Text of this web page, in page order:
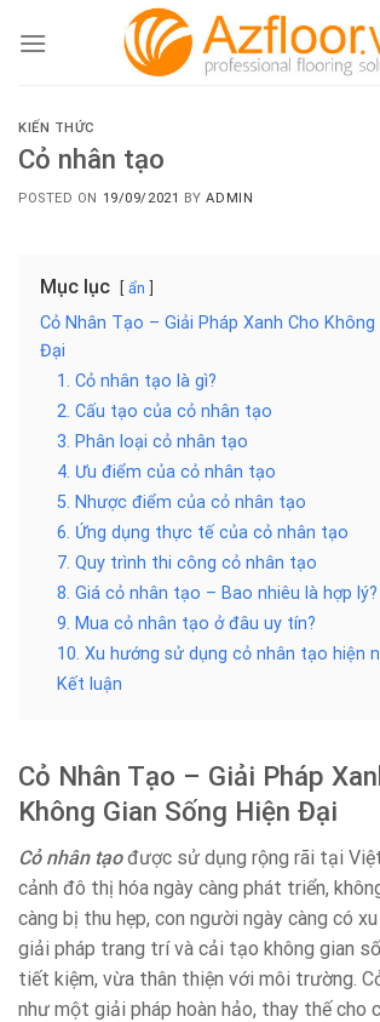
KIẾN THỨC
Cỏ nhân tạo
POSTED ON 19/09/2021 BYADMIN
Mục lục ẩn
Cỏ Nhân Tạo – Giải Pháp Xanh Cho Không
Đại
1. Cỏ nhân tạo là gì?
2. Cấu tạo của cỏ nhân tạo
3. Phân loại cỏ nhân tạo
4. Ưu điểm của cỏ nhân tạo
5. Nhược điểm của cỏ nhân tạo
6. Ứng dụng thực tế của cỏ nhân tạo
7. Quy trình thi công cỏ nhân tạo
8. Giá cỏ nhân tạo – Bao nhiêu là hợp lý?
9. Mua cỏ nhân tạo ở đâu uy tín?
10. Xu hướng sử dụng cỏ nhân tạo hiện
Kết luận
Cỏ Nhân Tạo – Giải Pháp
Không Gian Sống Hiện Đại
Cỏ nhân tạođược sử dụng rộng rãi tại
cảnh đô thị hóa ngày càng phát triển,
càng bị thu hẹp, con người ngày càng có
giải pháp trang trí và cải tạo không gian
tiết kiệm, vừa thân thiện với môi trường.
như một giải pháp hoàn hảo, thay thế cho